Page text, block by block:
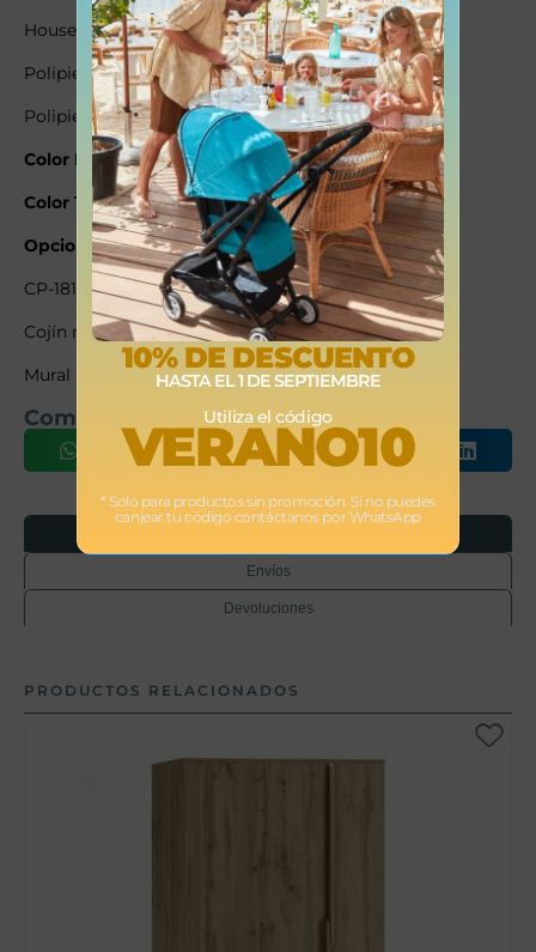
House: 25% lino 15% CO 40% viscosa 20% PES
Polipiel blanco 85%PES 15% CO
Polipiel gris 50% PU 35% PES 15% CO
Color Balancín:Blanco / Madera
Color Tapizado:Amplia variedad de tonos
Opcional:
CP-1811 Pata fija sillón de lactancia.
Cojín mecedora de lactancia.
Mural portabiberones
Comparte este producto
Envíos
Devoluciones
PRODUCTOS RELACIONADOS
10% DE DESCUENTO
HASTA EL 1 DE SEPTIEMBRE
Utiliza el código
VERANO10
* Solo para productos sin promoción. Si no puedes
canjear tu código contáctanos por WhatsApp